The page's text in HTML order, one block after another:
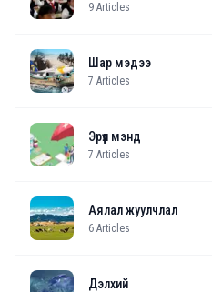
9 Articles
Шар мэдээ
7 Articles
Эрүүл мэнд
7 Articles
Аялал жуулчлал
6 Articles
Дэлхий